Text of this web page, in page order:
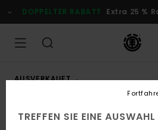
zur
Produktinformation
DOPPELTER RABATT Extra 25 %
AUSVERKAUFT
TREFFEN SIE EINE